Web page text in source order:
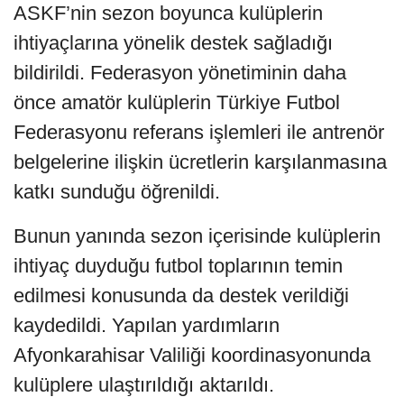
ASKF’nin sezon boyunca kulüplerin
ihtiyaçlarına yönelik destek sağladığı
bildirildi. Federasyon yönetiminin daha
önce amatör kulüplerin Türkiye Futbol
Federasyonu referans işlemleri ile antrenör
belgelerine ilişkin ücretlerin karşılanmasına
katkı sunduğu öğrenildi.
Bunun yanında sezon içerisinde kulüplerin
ihtiyaç duyduğu futbol toplarının temin
edilmesi konusunda da destek verildiği
kaydedildi. Yapılan yardımların
Afyonkarahisar Valiliği koordinasyonunda
kulüplere ulaştırıldığı aktarıldı.